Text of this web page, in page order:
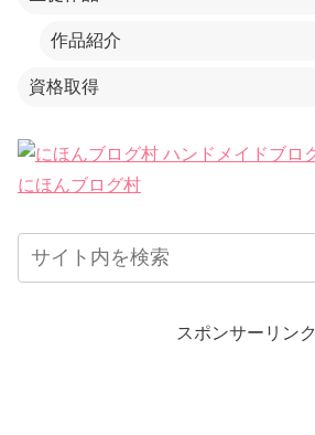
作品紹介
資格取得
にほんブログ村
スポンサーリンク